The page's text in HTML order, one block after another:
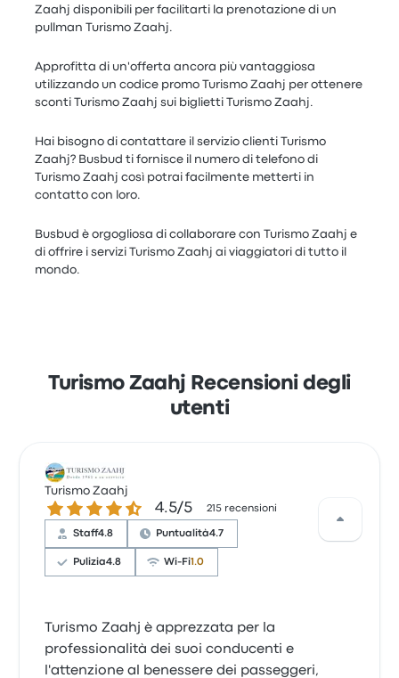
Zaahj disponibili per facilitarti la prenotazione di un
pullman Turismo Zaahj.
Approfitta di un'offerta ancora più vantaggiosa
utilizzando un codice promo Turismo Zaahj per ottenere
sconti Turismo Zaahj sui biglietti Turismo Zaahj.
Hai bisogno di contattare il servizio clienti Turismo
Zaahj? Busbud ti fornisce il numero di telefono di
Turismo Zaahj così potrai facilmente metterti in
contatto con loro.
Busbud è orgogliosa di collaborare con Turismo Zaahj e
di offrire i servizi Turismo Zaahj ai viaggiatori di tutto il
mondo.
Turismo Zaahj Recensioni degli
utenti
Turismo Zaahj
4.5 su 5 stelle 4.5/5 215 recensioni
Staff4.8 Puntualità4.7
Pulizia4.8 Wi-Fi1.0
Turismo Zaahj è apprezzata per la
professionalità dei suoi conducenti e
l'attenzione al benessere dei passeggeri,